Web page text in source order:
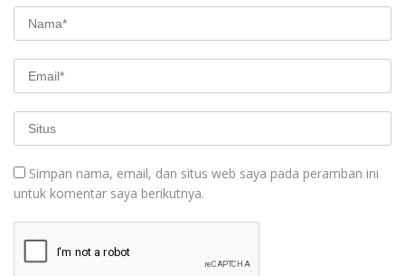
Simpan nama, email, dan situs web saya pada peramban ini
untuk komentar saya berikutnya.